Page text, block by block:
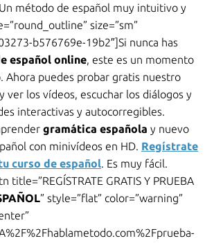
método de español muy intuitivo y
size=”sm”
b576769e-19b2″]Si nunca has
español online, este es un momento
Ahora puedes probar gratis nuestro
ver los vídeos, escuchar los diálogos y
interactivas y autocorregibles.
gramática española y nuevo
con minivídeos en HD. Regístrate
curso de español. Es muy fácil.
title=”REGÍSTRATE GRATIS Y PRUEBA
” style=”flat” color=”warning”